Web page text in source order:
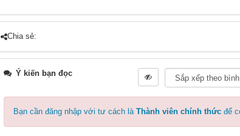
Chia sẻ:
Ý kiến bạn đọc
Bạn cần đăng nhập với tư cách làThành viên chính thức để